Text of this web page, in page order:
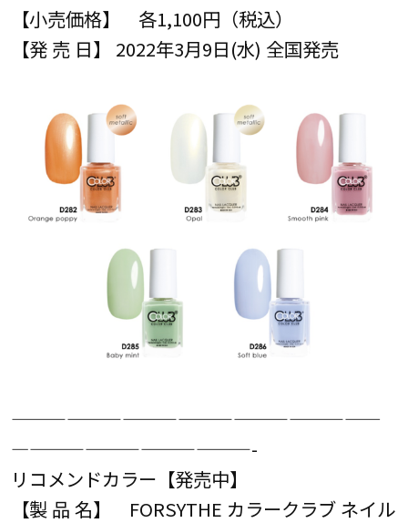
【小売価格】 各1,100円（税込）
【発 売 日】 2022年3月9日(水) 全国発売
————————————————————
—————————————-
リコメンドカラー【発売中】
【製 品 名】 FORSYTHE カラークラブ ネイル